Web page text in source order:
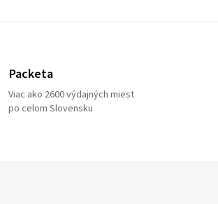
Packeta
Viac ako 2600 výdajných miest
po celom Slovensku